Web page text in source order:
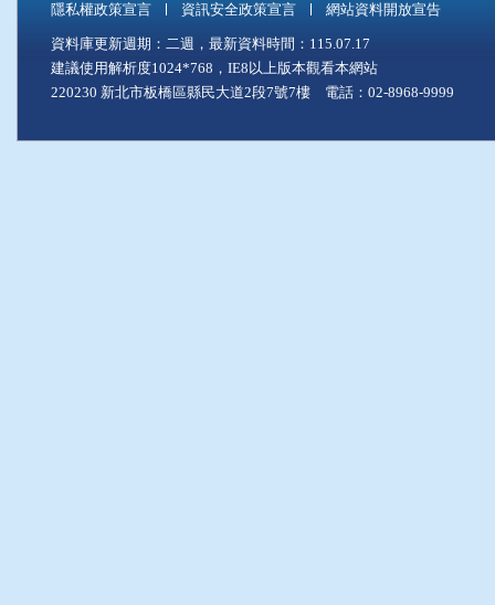
隱私權政策宣言 資訊安全政策宣言 網站資料開放宣告
資料庫更新週期：二週，最新資料時間：115.07.17
建議使用解析度1024*768，IE8以上版本觀看本網站
220230 新北市板橋區縣民大道2段7號7樓 電話：02-8968-9999